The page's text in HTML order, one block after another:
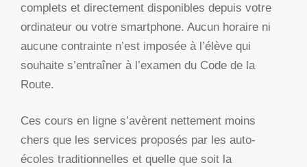
complets et directement disponibles depuis votre
ordinateur ou votre smartphone. Aucun horaire ni
aucune contrainte n’est imposée à l’élève qui
souhaite s’entraîner à l’examen du Code de la
Route.
Ces cours en ligne s’avèrent nettement moins
chers que les services proposés par les auto-
écoles traditionnelles et quelle que soit la